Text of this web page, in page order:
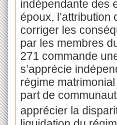
indépendante des
époux, l’attribution
corriger les
par les membres
271 commande
s’apprécie
régime
part de
apprécier la